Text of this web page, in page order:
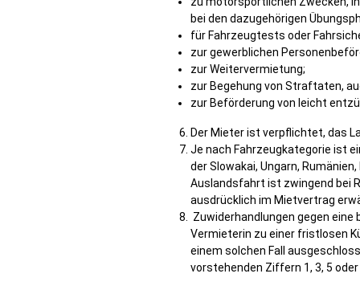
bei den dazugehörigen
für Fahrzeugtests oder
zur gewerblichen
zur Weitervermietung;
zur Begehung von Straftaten,
zur Beförderung von leicht
Der Mieter ist verpflichtet, das
Je nach Fahrzeugkategorie ist
der Slowakai, Ungarn,
Auslandsfahrt ist zwingend bei
ausdrücklich im Mietvertrag
Zuwiderhandlungen gegen
Vermieterin zu einer fristlosen
einem solchen Fall
vorstehenden Ziffern 1, 3, 5